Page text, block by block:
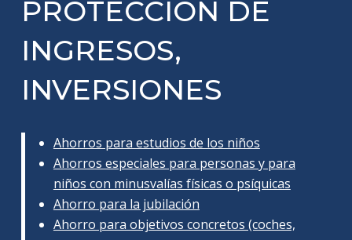
PROTECCION DE
INGRESOS,
INVERSIONES
Ahorros para estudios de los niños
Ahorros especiales para personas y para
niños con minusvalías físicas o psíquicas
Ahorro para la jubilación
Ahorro para objetivos concretos (coches,